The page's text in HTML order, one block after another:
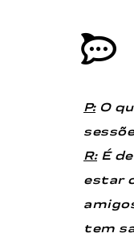
P:O
R:É de
estar
tem